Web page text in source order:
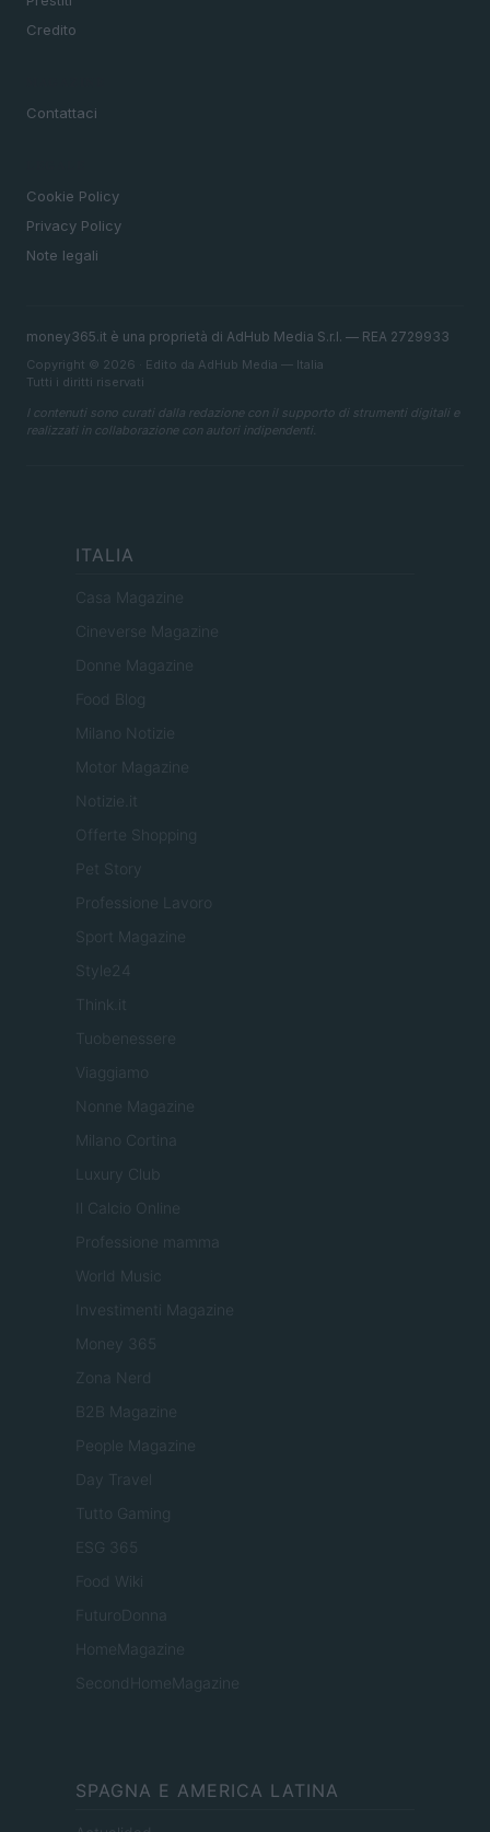
Credito
Contattaci
Cookie Policy
Privacy Policy
Note legali
money365.it è una proprietà di AdHub Media S.r.l. — REA 2729933
Copyright © 2026 · Edito da AdHub Media — Italia
Tutti i diritti riservati
I contenuti sono curati dalla redazione con il supporto di strumenti digitali e
realizzati in collaborazione con autori indipendenti.
ITALIA
Casa Magazine
Cineverse Magazine
Donne Magazine
Food Blog
Milano Notizie
Motor Magazine
Notizie.it
Offerte Shopping
Pet Story
Professione Lavoro
Sport Magazine
Style24
Think.it
Tuobenessere
Viaggiamo
Nonne Magazine
Milano Cortina
Luxury Club
Il Calcio Online
Professione mamma
World Music
Investimenti Magazine
Money 365
Zona Nerd
B2B Magazine
People Magazine
Day Travel
Tutto Gaming
ESG 365
Food Wiki
FuturoDonna
HomeMagazine
SecondHomeMagazine
SPAGNA E AMERICA LATINA